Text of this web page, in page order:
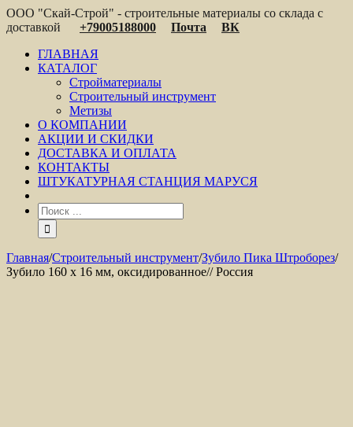
ООО "Скай-Строй" - строительные материалы со склада с
доставкой
+79005188000 Почта
ВК
ГЛАВНАЯ
КАТАЛОГ
Стройматериалы
Строительный инструмент
Метизы
О КОМПАНИИ
АКЦИИ И СКИДКИ
ДОСТАВКА И ОПЛАТА
КОНТАКТЫ
ШТУКАТУРНАЯ СТАНЦИЯ МАРУСЯ
Главная/Строительный инструмент/Зубило Пика Штроборез/
Зубило 160 х 16 мм, оксидированное// Россия